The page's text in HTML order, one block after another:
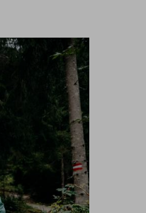
DE
EN